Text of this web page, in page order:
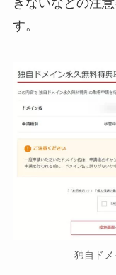
す。
独自ド